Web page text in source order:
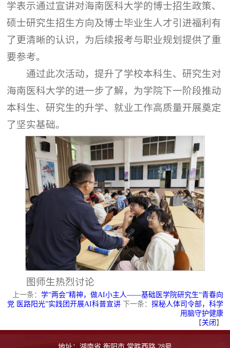
学表示通过宣讲对海南医科大学的博士招生政策、
硕士研究生招生方向及博士毕业生人才引进福利有
了更清晰的认识，为后续报考与职业规划提供了重
要参考。
通过此次活动，提升了学校本科生、研究生对
海南医科大学的进一步了解，为学院下一阶段推动
本科生、研究生的升学、就业工作高质量开展奠定
了坚实基础。
图师生热烈讨论
上一条： 学“两会”精神，做AI小主人——基础医学院研究生“青春向
党 医路阳光”实践团开展AI科普宣讲下一条： 探秘人体司令部，科学
用脑守护健康
【关闭 】